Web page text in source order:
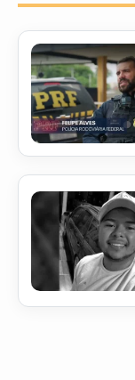
Ler materia:
Ler materia: